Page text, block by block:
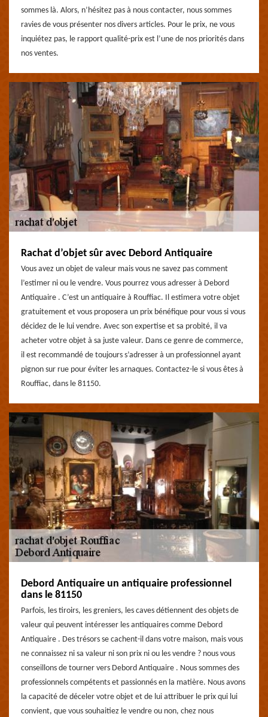
sommes là. Alors, n’hésitez pas à nous contacter, nous sommes
ravies de vous présenter nos divers articles. Pour le prix, ne vous
inquiétez pas, le rapport qualité-prix est l’une de nos priorités dans
nos ventes.
Rachat d’objet sûr avec Debord Antiquaire
Vous avez un objet de valeur mais vous ne savez pas comment
l’estimer ni ou le vendre. Vous pourrez vous adresser à Debord
Antiquaire . C’est un antiquaire à Rouffiac. Il estimera votre objet
gratuitement et vous proposera un prix bénéfique pour vous si vous
décidez de le lui vendre. Avec son expertise et sa probité, il va
acheter votre objet à sa juste valeur. Dans ce genre de commerce,
il est recommandé de toujours s’adresser à un professionnel ayant
pignon sur rue pour éviter les arnaques. Contactez-le si vous êtes à
Rouffiac, dans le 81150.
Debord Antiquaire un antiquaire professionnel
dans le 81150
Parfois, les tiroirs, les greniers, les caves détiennent des objets de
valeur qui peuvent intéresser les antiquaires comme Debord
Antiquaire . Des trésors se cachent-il dans votre maison, mais vous
ne connaissez ni sa valeur ni son prix ni ou les vendre ? nous vous
conseillons de tourner vers Debord Antiquaire . Nous sommes des
professionnels compétents et passionnés en la matière. Nous avons
la capacité de déceler votre objet et de lui attribuer le prix qui lui
convient, que vous souhaitiez le vendre ou non, chez nous